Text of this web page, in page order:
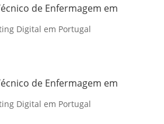
de Enfermagem em
Digital em Portugal
de Enfermagem em
Digital em Portugal